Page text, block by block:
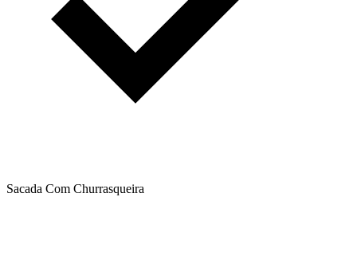
Sacada Com Churrasqueira